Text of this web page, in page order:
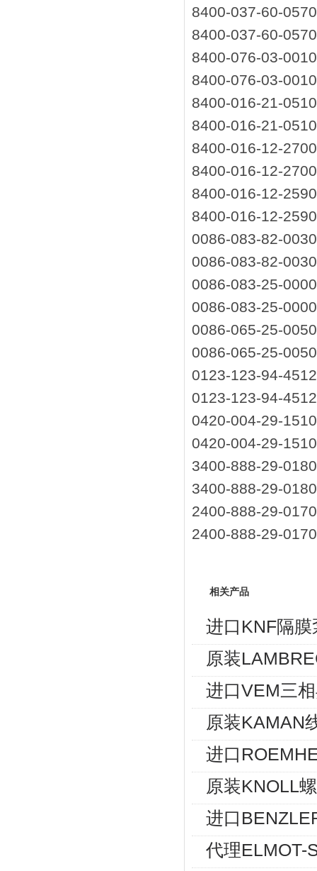
8400-037-60-
8400-037-60-
8400-076-03-
8400-076-03-
8400-016-21-
8400-016-21-
8400-016-12-
8400-016-12-
8400-016-12-
8400-016-12-
0086-083-82-
0086-083-82-
0086-083-25-
0086-083-25-
0086-065-25-
0086-065-25-
0123-123-94-
0123-123-94-
0420-004-29-
0420-004-29-
3400-888-29-
3400-888-29-
2400-888-29-
2400-888-29-
相关产品
进口KNF隔
原装
进口VEM三
原装KAMAN
进口
原装KNOLL
进口
代理ELMOT-